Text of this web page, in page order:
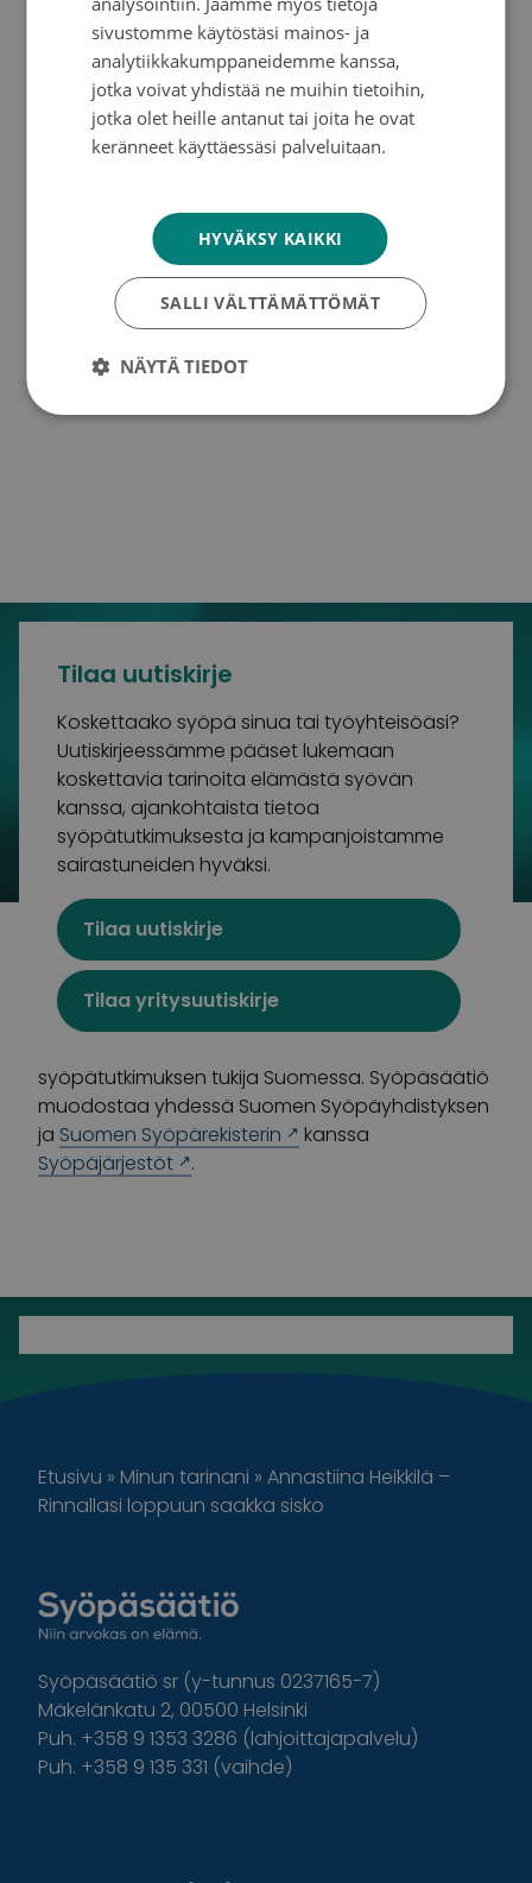
ylipäätään.”
Teksti:Anu Koikkalainen
Haastattelu on julkaistu ensimmäisen kerran
vuonna 2023.
Tilaa uutiskirje
Koskettaako syöpä sinua tai työyhteisöäsi?
Uutiskirjeessämme pääset lukemaan
koskettavia tarinoita elämästä syövän
kanssa, ajankohtaista tietoa
syöpätutkimuksesta ja kampanjoistamme
sairastuneiden hyväksi.
Tilaa uutiskirje
Tilaa yritysuutiskirje
Suomalaisin lahjoitusvaroin toimiva Syöpäsäätiö
tukee syöpään sairastuneita ja heidän
läheisiään sekä rahoittaa syöpätutkimusta, jotta
kenenkään ei enää tarvitsisi menehtyä syöpään.
syöpätutkimuksen tukija Suomessa. Syöpäsäätiö
muodostaa yhdessä Suomen Syöpäyhdistyksen
ja Suomen Syöpärekisterin
kanssa
Syöpäjärjestöt
.
Etusivu » Minun tarinani » Annastiina Heikkilä –
Rinnallasi loppuun saakka sisko
Syöpäsäätiö sr (y-tunnus 0237165-7)
Mäkelänkatu 2, 00500 Helsinki
Puh. +358 9 1353 3286 (lahjoittajapalvelu)
Puh. +358 9 135 331 (vaihde)
sivustomme käytöstäsi mainos- ja
analytiikkakumppaneidemme kanssa,
jotka voivat yhdistää ne muihin tietoihin,
jotka olet heille antanut tai joita he ovat
keränneet käyttäessäsi palveluitaan.
HYVÄKSY KAIKKI
SALLI VÄLTTÄMÄTTÖMÄT
NÄYTÄ TIEDOT